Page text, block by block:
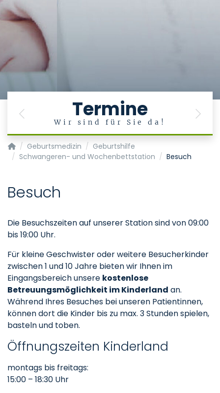
Termine
Wir sind für Sie da!
Previous Next
Klinik für Gynäkologie und Geburtsmedizin
Geburtsmedizin
Geburtshilfe
Schwangeren- und Wochenbettstation
Besuch
Besuch
Die Besuchszeiten auf unserer Station sind von 09:00
bis 19:00 Uhr.
Für kleine Geschwister oder weitere Besucherkinder
zwischen 1 und 10 Jahre bieten wir Ihnen im
Eingangsbereich unsere kostenlose
Betreuungsmöglichkeit im Kinderland an.
Während Ihres Besuches bei unseren Patientinnen,
können dort die Kinder bis zu max. 3 Stunden spielen,
basteln und toben.
Öffnungszeiten Kinderland
montags bis freitags:
15:00 – 18:30 Uhr